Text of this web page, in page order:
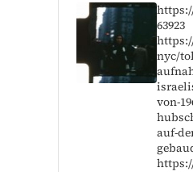
63923
nyc/
von-
auf-